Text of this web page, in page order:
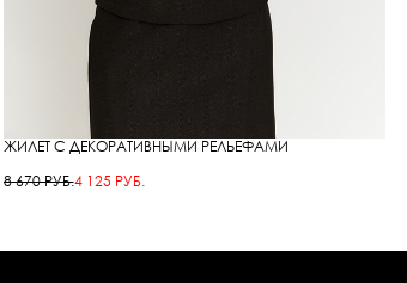
ЖИЛЕТ С ДЕКОРАТИВНЫМИ РЕЛЬЕФАМИ
8 670 РУБ.4 125 РУБ.